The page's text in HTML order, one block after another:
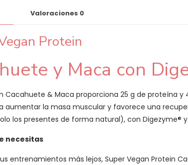
Valoraciones 0
Protein
y Maca con
Cacahuete & Maca proporciona 25 g de proteína y
aumentar la masa muscular y favorece una
los presentes de forma natural), con Digezyme®
necesitas
entrenamientos más lejos, Super Vegan Protein